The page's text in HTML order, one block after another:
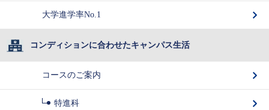
大学進学率No.1
コンディションに合わせたキャンパス生活
コースのご案内
特進科